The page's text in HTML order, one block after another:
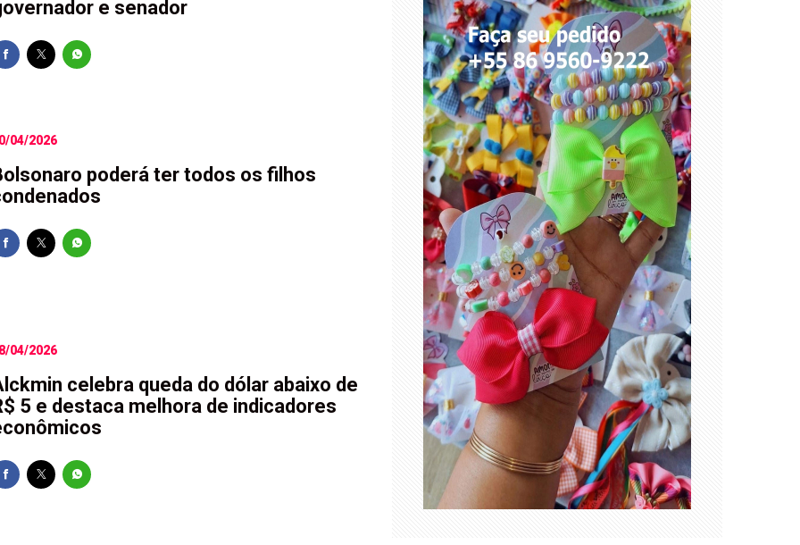
e senador
04/2026
poderá ter todos os filhos
04/2026
celebra queda do dólar abaixo de
5 e destaca melhora de indicadores